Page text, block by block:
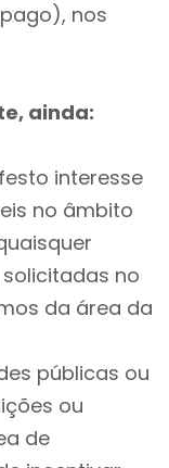
nos
ainda:
interesse
no âmbito
no
da área da
públicas ou
ou
de